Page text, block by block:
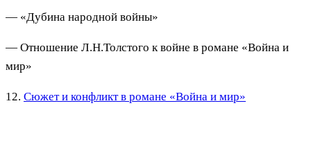
— «Дубина народной войны»
— Отношение Л.Н.Толстого к войне в романе «Война и
мир»
12. Сюжет и конфликт в романе «Война и мир»